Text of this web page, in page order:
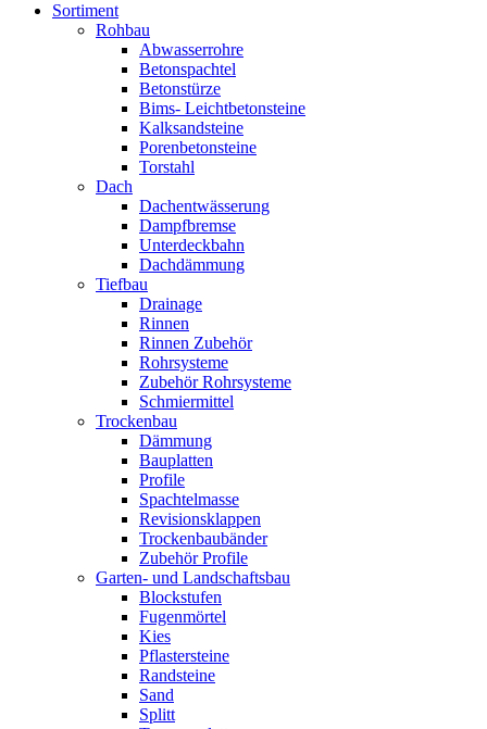
Sortiment
Rohbau
Abwasserrohre
Betonspachtel
Betonstürze
Bims- Leichtbetonsteine
Kalksandsteine
Porenbetonsteine
Torstahl
Dach
Dachentwässerung
Dampfbremse
Unterdeckbahn
Dachdämmung
Tiefbau
Drainage
Rinnen
Rinnen Zubehör
Rohrsysteme
Zubehör Rohrsysteme
Schmiermittel
Trockenbau
Dämmung
Bauplatten
Profile
Spachtelmasse
Revisionsklappen
Trockenbaubänder
Zubehör Profile
Garten- und Landschaftsbau
Blockstufen
Fugenmörtel
Kies
Pflastersteine
Randsteine
Sand
Splitt